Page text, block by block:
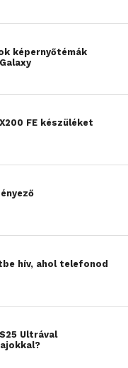
újat
és
írva
nem
képernyőtémák
FE készüléket
hív, ahol telefonod
Ultrával